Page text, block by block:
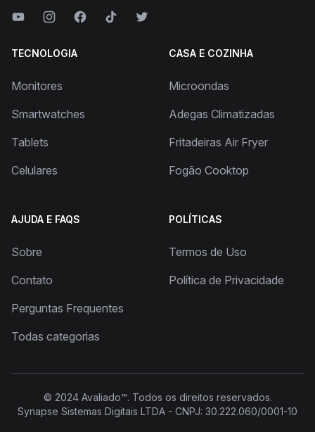
TECNOLOGIA
Monitores
Smartwatches
Tablets
Celulares
CASA E COZINHA
Microondas
Adegas Climatizadas
Fritadeiras Air Fryer
Fogão Cooktop
AJUDA E FAQS
Sobre
Contato
Perguntas Frequentes
Todas categorias
POLÍTICAS
Termos de Uso
Política de Privacidade
© 2024 Avaliado™. Todos os direitos reservados.
Synapse Sistemas Digitais LTDA - CNPJ: 30.222.060/0001-10